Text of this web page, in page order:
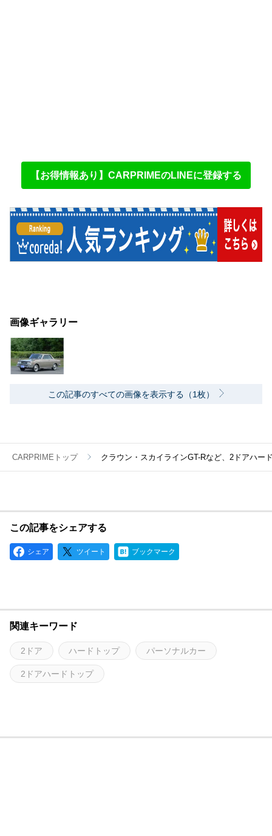
【お得情報あり】CARPRIMEのLINEに登録する
画像ギャラリー
この記事のすべての画像を表示する（1枚）
CARPRIMEトップ クラウン・スカイラインGT-Rなど、2ドアハー
この記事をシェアする
シェア ツイート ブックマーク
関連キーワード
2ドア ハードトップ パーソナルカー
2ドアハードトップ